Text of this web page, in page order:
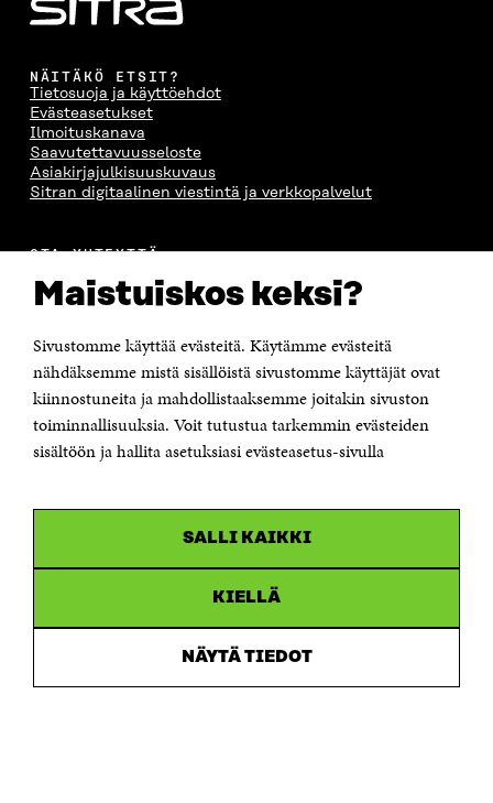
Maistuiskos keksi?
Sivustomme käyttää evästeitä. Käytämme evästeitä
nähdäksemme mistä sisällöistä sivustomme käyttäjät ovat
kiinnostuneita ja mahdollistaaksemme joitakin sivuston
toiminnallisuuksia. Voit tutustua tarkemmin evästeiden
sisältöön ja hallita asetuksiasi evästeasetus-sivulla
SALLI KAIKKI
KIELLÄ
NÄYTÄ TIEDOT
NÄITÄKÖ ETSIT?
Tietosuoja ja käyttöehdot
Evästeasetukset
Ilmoituskanava
Saavutettavuusseloste
Asiakirjajulkisuuskuvaus
Sitran digitaalinen viestintä ja verkkopalvelut
OTA YHTEYTTÄ
Itämerenkatu 11-13, PL 160,
00181 Helsinki
Puhelin +358 294 618 991
Sähköpostiosoite
Saapumisohjeet
Y-tunnus 0202132-3
uudessa
ikkunassaInstagram